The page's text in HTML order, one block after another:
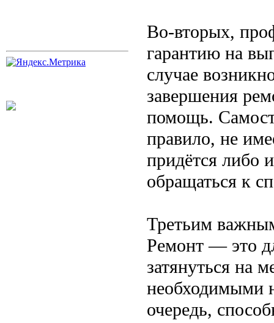
Во-вторых,
гарантию на
случае
завершения
помощь.
правило, не
придётся либо
обращаться к
Третьим
Ремонт — это
затянуться на
необходимыми
очередь,